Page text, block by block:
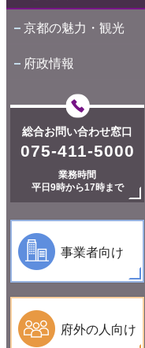
京都の魅力・観光
府政情報
総合お問い合わせ窓口
075-411-5000
業務時間
平日9時から17時まで
事業者向け
府外の人向け